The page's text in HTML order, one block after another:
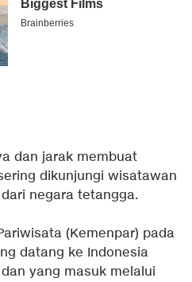
dan jarak membuat
dikunjungi wisatawan
negara tetangga.
(Kemenpar) pada
datang ke Indonesia
yang masuk melalui